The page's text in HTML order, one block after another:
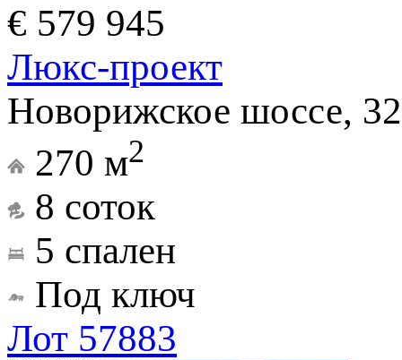
€ 579 945
Люкс-проект
Новорижское шоссе,
270 м2
8 соток
5 спален
Под ключ
Лот 57883